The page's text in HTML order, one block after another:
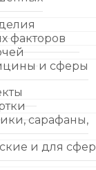
факторов
и сферы
сарафаны,
и для